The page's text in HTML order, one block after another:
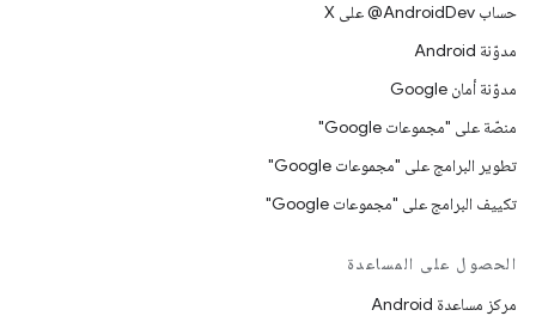
حساب ‎@AndroidDev على X
مدوّنة Android
مدوّنة أمان Google
منصّة على "مجموعات Google"
تطوير البرامج على "مجموعات Google"
تكييف البرامج على "مجموعات Google"
الحصول على المساعدة
مركز مساعدة Android